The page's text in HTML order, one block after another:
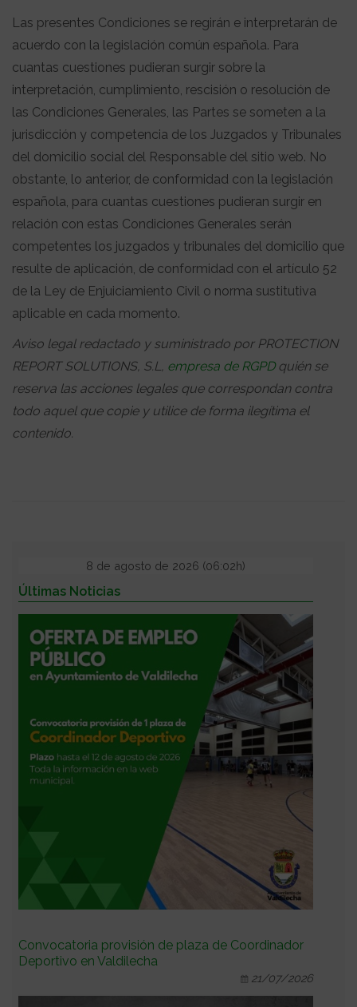
Las presentes Condiciones se regirán e interpretarán de
acuerdo con la legislación común española. Para
cuantas cuestiones pudieran surgir sobre la
interpretación, cumplimiento, rescisión o resolución de
las Condiciones Generales, las Partes se someten a la
jurisdicción y competencia de los Juzgados y Tribunales
del domicilio social del Responsable del sitio web. No
obstante, lo anterior, de conformidad con la legislación
española, para cuantas cuestiones pudieran surgir en
relación con estas Condiciones Generales serán
competentes los juzgados y tribunales del domicilio que
resulte de aplicación, de conformidad con el artículo 52
de la Ley de Enjuiciamiento Civil o norma sustitutiva
aplicable en cada momento.
Aviso legal redactado y suministrado por PROTECTION
REPORT SOLUTIONS, S.L, empresa de RGPDquién se
reserva las acciones legales que correspondan contra
todo aquel que copie y utilice de forma ilegítima el
contenido.
8 de agosto de 2026 (06:02h)
Últimas Noticias
Convocatoria provisión de plaza de Coordinador
Deportivo en Valdilecha
21/07/2026